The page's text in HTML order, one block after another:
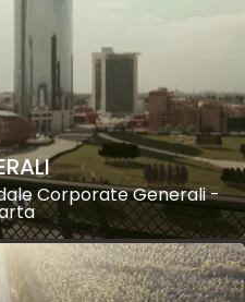
Corporate Generali -